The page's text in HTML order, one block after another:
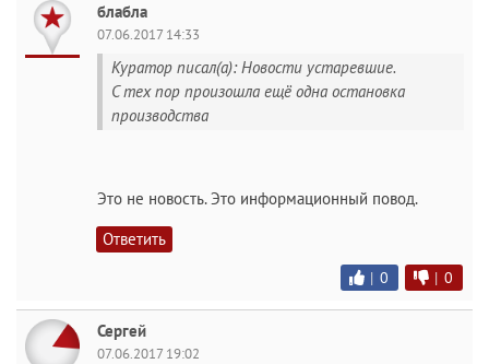
блабла
07.06.2017 14:33
Куратор писал(а): Новости устаревшие.
С тех пор произошла ещё одна остановка
производства
Это не новость. Это информационный повод.
Ответить
| 0 | 0
Сергей
07.06.2017 19:02